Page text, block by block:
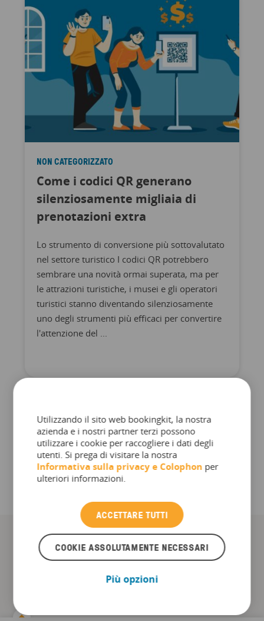
NON CATEGORIZZATO
Come i codici QR generano
silenziosamente migliaia di
prenotazioni extra
Lo strumento di conversione più sottovalutato
nel settore turistico I codici QR potrebbero
sembrare una novità ormai superata, ma per
le attrazioni turistiche, i musei e gli operatori
turistici stanno diventando silenziosamente
uno degli strumenti più efficaci per convertire
l'attenzione del ...
PIÙ ARTICOLI
Altri download
Utilizzando il sito web bookingkit, la nostra
azienda e i nostri partner terzi possono
utilizzare i cookie per raccogliere i dati degli
utenti. Si prega di visitare la nostra
Informativa sulla privacy e Colophon per
ulteriori informazioni.
ACCETTARE TUTTI
COOKIE ASSOLUTAMENTE NECESSARI
Più opzioni